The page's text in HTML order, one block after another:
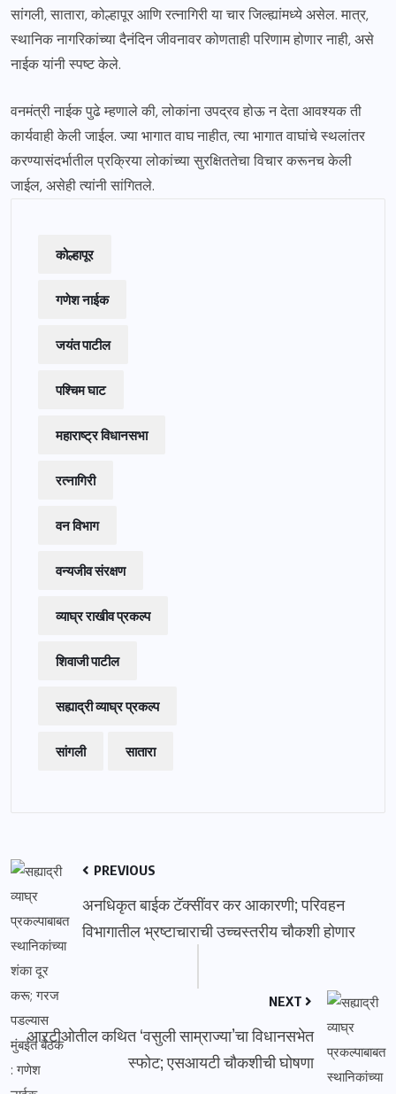
सांगली, सातारा, कोल्हापूर आणि रत्नागिरी या चार जिल्ह्यांमध्ये असेल. मात्र,
स्थानिक नागरिकांच्या दैनंदिन जीवनावर कोणताही परिणाम होणार नाही, असे
नाईक यांनी स्पष्ट केले.
वनमंत्री नाईक पुढे म्हणाले की, लोकांना उपद्रव होऊ न देता आवश्यक ती
कार्यवाही केली जाईल. ज्या भागात वाघ नाहीत, त्या भागात वाघांचे स्थलांतर
करण्यासंदर्भातील प्रक्रिया लोकांच्या सुरक्षिततेचा विचार करूनच केली
जाईल, असेही त्यांनी सांगितले.
कोल्हापूर
गणेश नाईक
जयंत पाटील
पश्चिम घाट
महाराष्ट्र विधानसभा
रत्नागिरी
वन विभाग
वन्यजीव संरक्षण
व्याघ्र राखीव प्रकल्प
शिवाजी पाटील
सह्याद्री व्याघ्र प्रकल्प
सांगली सातारा
PREVIOUS
अनधिकृत बाईक टॅक्सींवर कर आकारणी; परिवहन
विभागातील भ्रष्टाचाराची उच्चस्तरीय चौकशी होणार
NEXT
आरटीओतील कथित ‘वसुली साम्राज्या’चा विधानसभेत
स्फोट; एसआयटी चौकशीची घोषणा